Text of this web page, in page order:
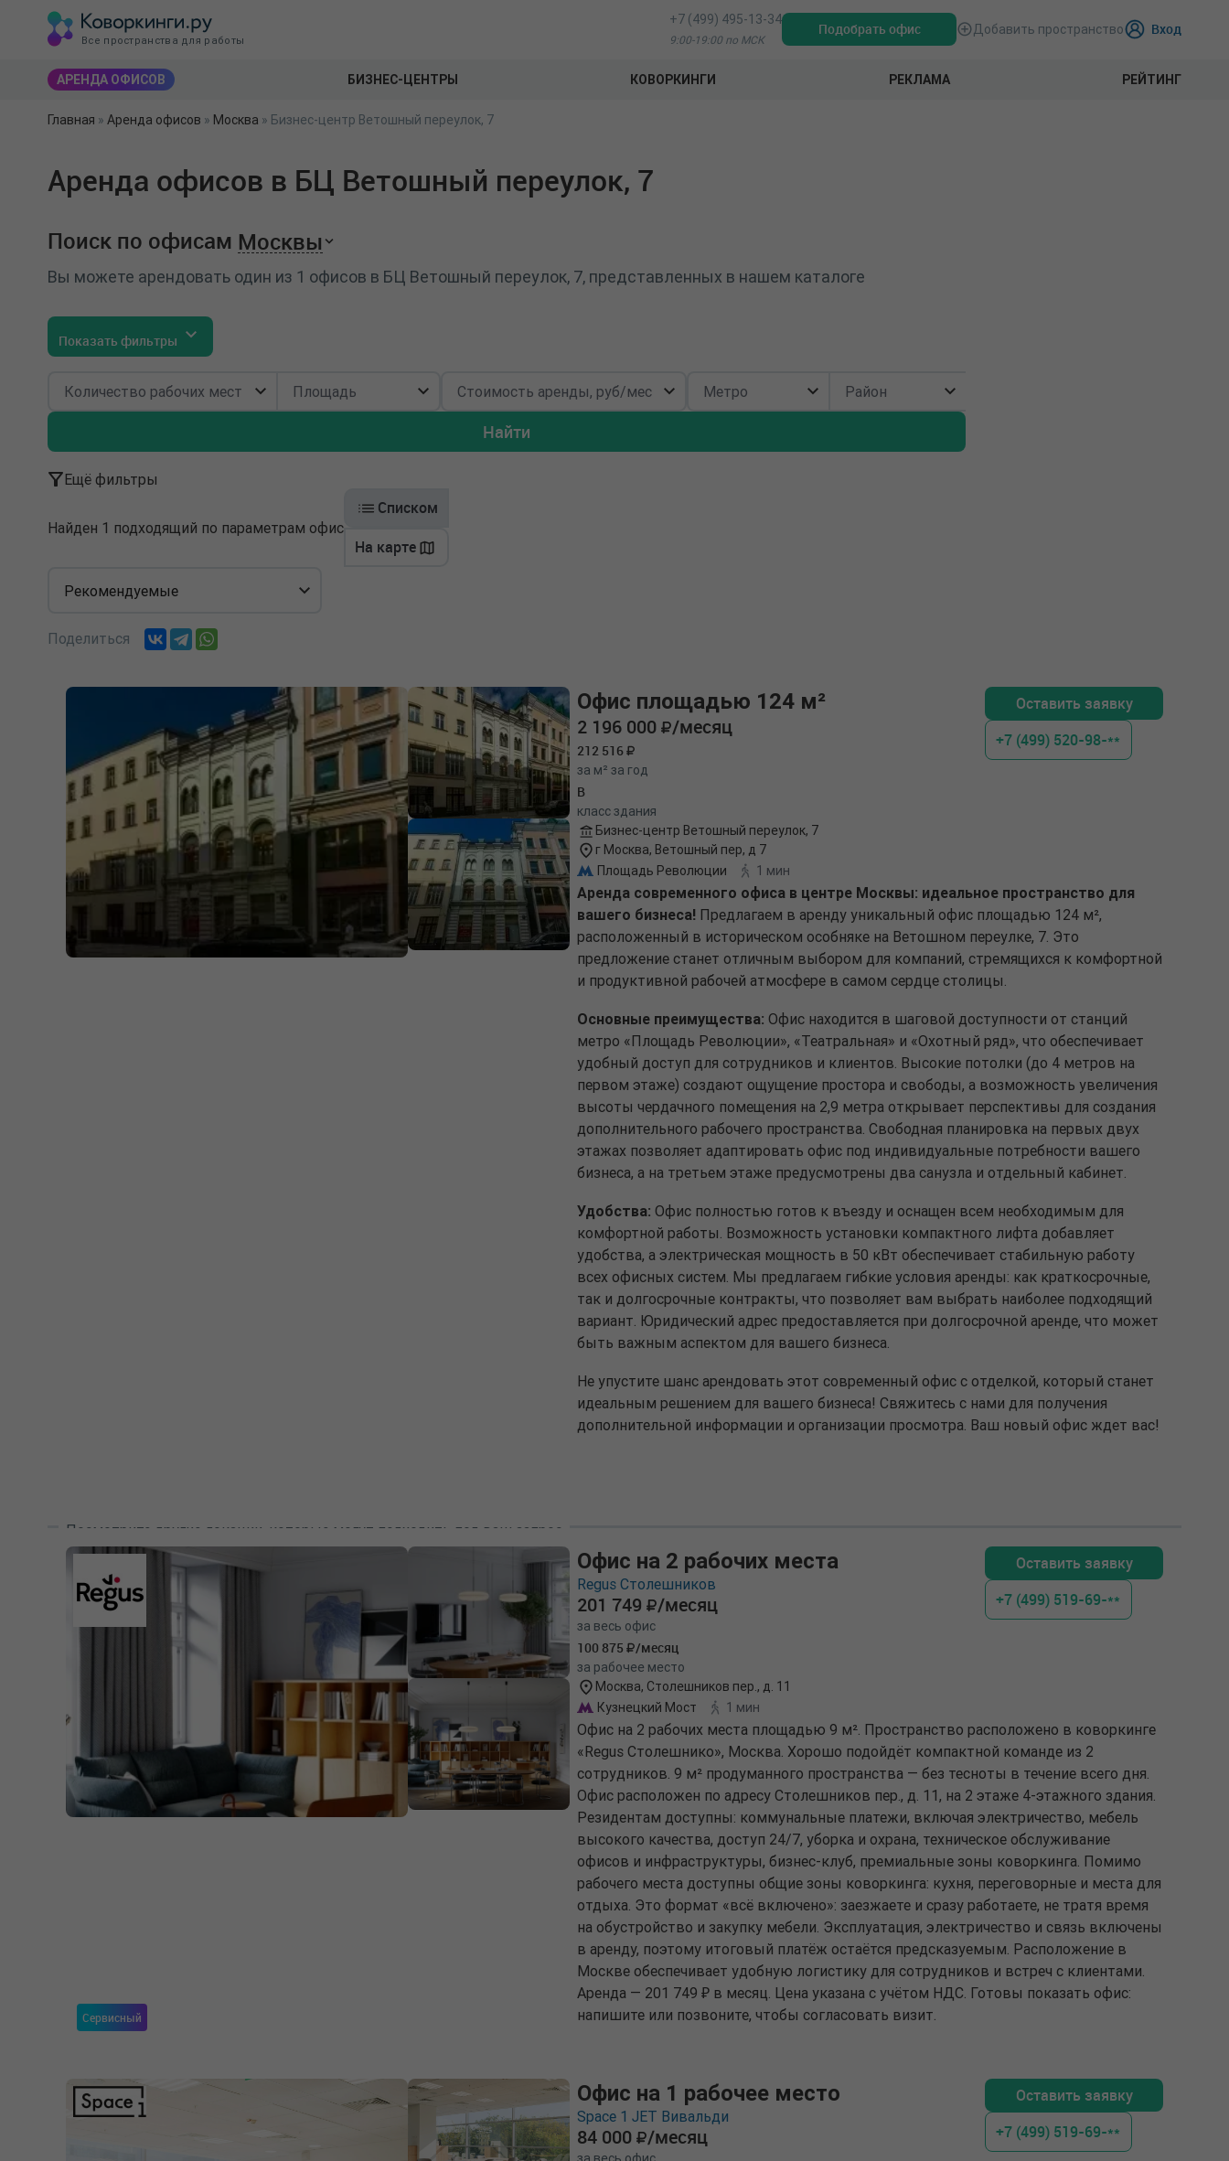
Все пространства для работы
+7 (499) 495-13-34
9:00-19:00 по МСК
Подобрать офис Добавить пространство Вход
АРЕНДА ОФИСОВ БИЗНЕС-ЦЕНТРЫ КОВОРКИНГИ РЕКЛАМА РЕЙТИНГ
Главная » Аренда офисов » Москва » Бизнес-центр Ветошный переулок, 7
Аренда офисов в БЦ Ветошный переулок, 7
Поиск по офисам Москвы
Вы можете арендовать один из 1 офисов в БЦ Ветошный переулок, 7, представленных в нашем каталоге
Показать фильтры
Район
Найти
Ещё фильтры
Найден 1 подходящий по параметрам офис
Списком
На карте
Рекомендуемые
Поделиться
Офис площадью 124 м²
2 196 000 /месяц
212 516
за м² за год
B
класс здания
Бизнес-центр Ветошный переулок, 7
г Москва, Ветошный пер, д 7
Площадь Революции
1 мин
Аренда современного офиса в центре Москвы: идеальное пространство для
вашего бизнеса! Предлагаем в аренду уникальный офис площадью 124 м²,
расположенный в историческом особняке на Ветошном переулке, 7. Это
предложение станет отличным выбором для компаний, стремящихся к комфортной
и продуктивной рабочей атмосфере в самом сердце столицы.
Основные преимущества: Офис находится в шаговой доступности от станций
метро «Площадь Революции», «Театральная» и «Охотный ряд», что обеспечивает
удобный доступ для сотрудников и клиентов. Высокие потолки (до 4 метров на
первом этаже) создают ощущение простора и свободы, а возможность увеличения
высоты чердачного помещения на 2,9 метра открывает перспективы для создания
дополнительного рабочего пространства. Свободная планировка на первых двух
этажах позволяет адаптировать офис под индивидуальные потребности вашего
бизнеса, а на третьем этаже предусмотрены два санузла и отдельный кабинет.
Удобства: Офис полностью готов к въезду и оснащен всем необходимым для
комфортной работы. Возможность установки компактного лифта добавляет
удобства, а электрическая мощность в 50 кВт обеспечивает стабильную работу
всех офисных систем. Мы предлагаем гибкие условия аренды: как краткосрочные,
так и долгосрочные контракты, что позволяет вам выбрать наиболее подходящий
вариант. Юридический адрес предоставляется при долгосрочной аренде, что может
быть важным аспектом для вашего бизнеса.
Не упустите шанс арендовать этот современный офис с отделкой, который станет
идеальным решением для вашего бизнеса! Свяжитесь с нами для получения
дополнительной информации и организации просмотра. Ваш новый офис ждет вас!
Оставить заявку
+7 (499) 520-98-**
Посмотрите другие локации, которые могут подходить под ваш запрос
Сервисный
Офис на 2 рабочих места
Regus Столешников
201 749 /месяц
за весь офис
100 875 /месяц
за рабочее место
Москва, Столешников пер., д. 11
Кузнецкий Мост
1 мин
Офис на 2 рабочих места площадью 9 м². Пространство расположено в коворкинге
«Regus Столешнико», Москва. Хорошо подойдёт компактной команде из 2
сотрудников. 9 м² продуманного пространства — без тесноты в течение всего дня.
Офис расположен по адресу Столешников пер., д. 11, на 2 этаже 4-этажного здания.
Резидентам доступны: коммунальные платежи, включая электричество, мебель
высокого качества, доступ 24/7, уборка и охрана, техническое обслуживание
офисов и инфраструктуры, бизнес-клуб, премиальные зоны коворкинга. Помимо
рабочего места доступны общие зоны коворкинга: кухня, переговорные и места для
отдыха. Это формат «всё включено»: заезжаете и сразу работаете, не тратя время
на обустройство и закупку мебели. Эксплуатация, электричество и связь включены
в аренду, поэтому итоговый платёж остаётся предсказуемым. Расположение в
Москве обеспечивает удобную логистику для сотрудников и встреч с клиентами.
Аренда — 201 749 ₽ в месяц. Цена указана с учётом НДС. Готовы показать офис:
напишите или позвоните, чтобы согласовать визит.
Оставить заявку
+7 (499) 519-69-**
Офис на 1 рабочее место
Space 1 JET Вивальди
84 000 /месяц
Оставить заявку
+7 (499) 519-69-**